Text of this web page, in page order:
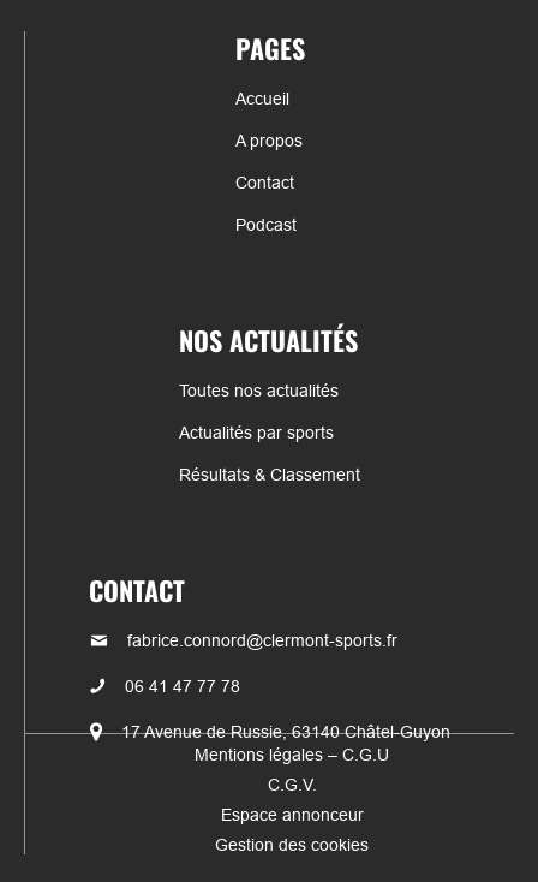
PAGES
Accueil
A propos
Contact
Podcast
NOS ACTUALITÉS
Toutes nos actualités
Actualités par sports
Résultats & Classement
CONTACT
fabrice.connord@clermont-sports.fr
06 41 47 77 78
17 Avenue de Russie, 63140 Châtel-Guyon
Mentions légales – C.G.U
C.G.V.
Espace annonceur
Gestion des cookies